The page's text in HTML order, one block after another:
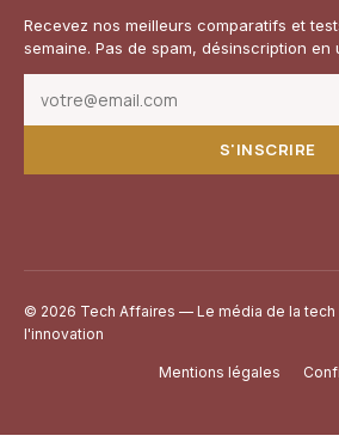
Recevez nos meilleurs comparatifs et
semaine. Pas de spam, désinscription en
S'INSCRIRE
© 2026 Tech Affaires — Le média de la
l'innovation
Mentions légales